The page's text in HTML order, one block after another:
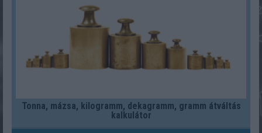
Tonna, mázsa, kilogramm, dekagramm, gramm átváltás
kalkulátor